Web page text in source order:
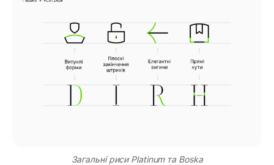
Загальні риси Platinum та Boska